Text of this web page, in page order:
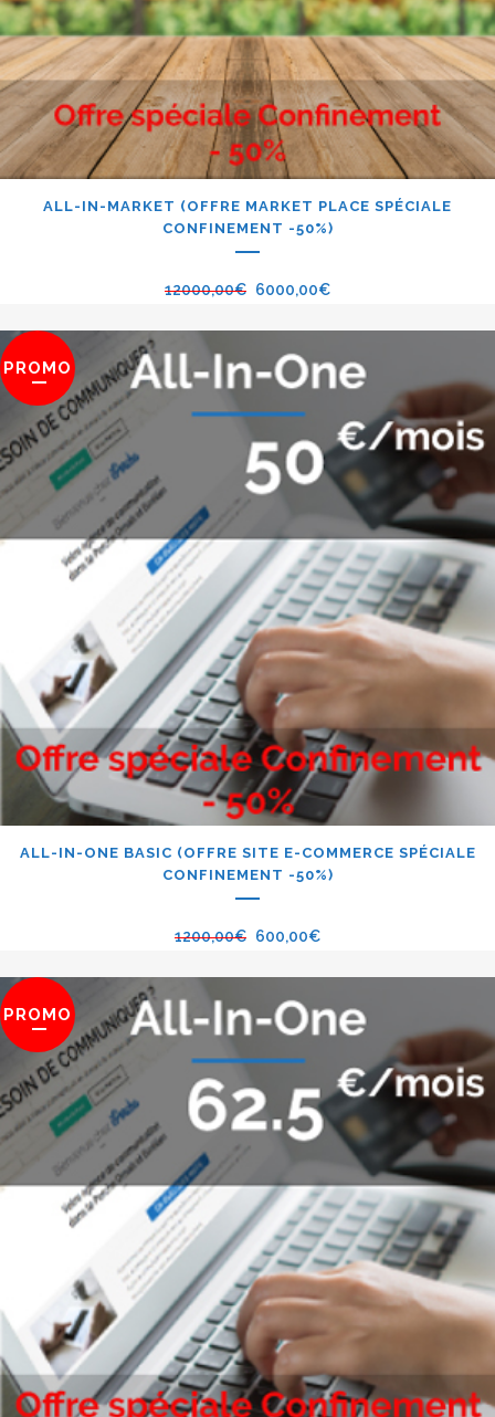
ALL-IN-MARKET (OFFRE MARKET PLACE SPÉCIALE
CONFINEMENT -50%)
12000,00€ 6000,00€
PROMO
ALL-IN-ONE BASIC (OFFRE SITE E-COMMERCE SPÉCIALE
CONFINEMENT -50%)
1200,00€ 600,00€
PROMO